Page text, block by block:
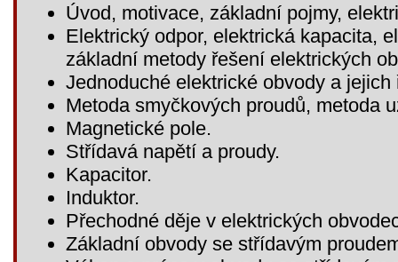
Úvod, motivace, základní pojmy,
Elektrický odpor, elektrická kapacita,
základní metody řešení elektrických
Jednoduché elektrické obvody a jejich
Metoda smyčkových proudů, metoda
Magnetické pole.
Střídavá napětí a proudy.
Kapacitor.
Induktor.
Přechodné děje v elektrických
Základní obvody se střídavým